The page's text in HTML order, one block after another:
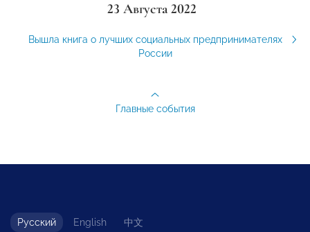
23 Августа 2022
Вышла книга о лучших социальных предпринимателях
России
Главные события
Русский English 中文